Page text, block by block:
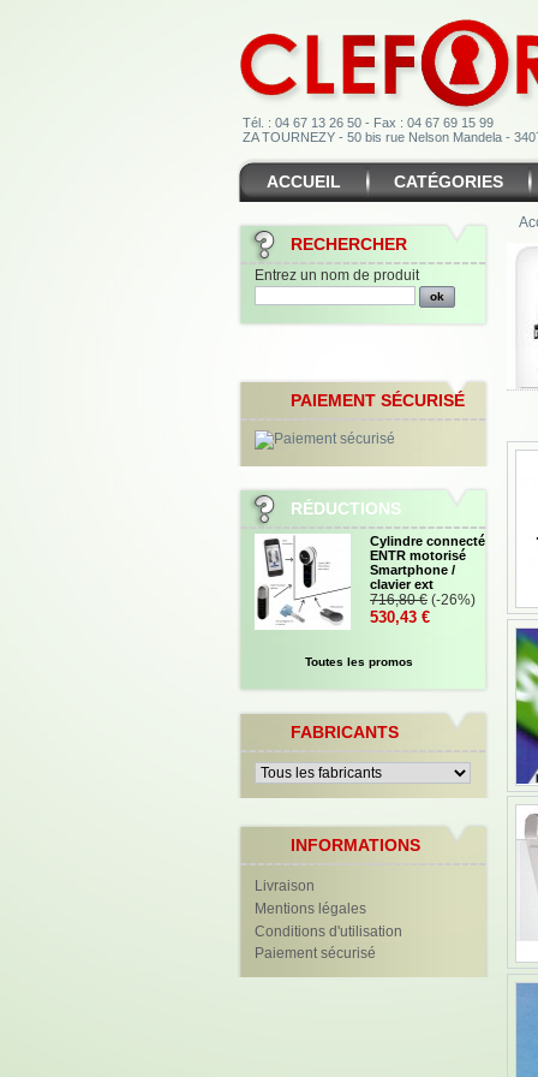
Tél. : 04 67 13 26 50 - Fax : 04 67 69 15 99
ZA TOURNEZY - 50 bis rue Nelson Mandela -
ACCUEIL CATÉGORIES
RECHERCHER
Entrez un nom de produit
PAIEMENT SÉCURISÉ
RÉDUCTIONS
Cylindre connecté
ENTR motorisé
Smartphone /
clavier ext
716,80 € (-26%)
530,43 €
Toutes les promos
FABRICANTS
INFORMATIONS
Livraison
Mentions légales
Conditions d'utilisation
Paiement sécurisé